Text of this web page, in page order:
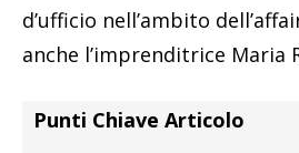
d’ufficio nell’ambito
anche l’imprenditrice Maria
Punti Chiave Articolo